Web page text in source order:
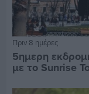
Πριν 8 ημέρες
5ημερη
με το Sunrise